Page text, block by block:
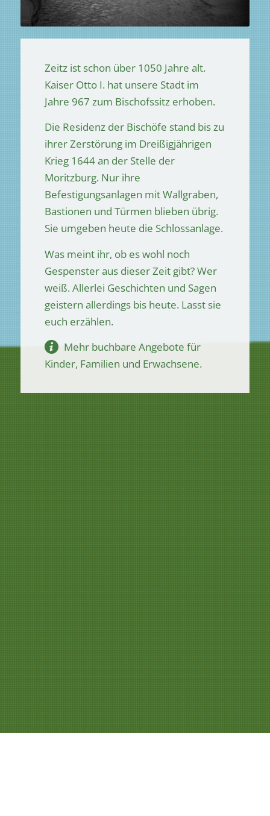
Zeitz ist schon über 1050 Jahre alt.
Kaiser Otto I. hat unsere Stadt im
Jahre 967 zum Bischofssitz erhoben.
Die Residenz der Bischöfe stand bis zu
ihrer Zerstörung im Dreißigjährigen
Krieg 1644 an der Stelle der
Moritzburg. Nur ihre
Befestigungsanlagen mit Wallgraben,
Bastionen und Türmen blieben übrig.
Sie umgeben heute die Schlossanlage.
Was meint ihr, ob es wohl noch
Gespenster aus dieser Zeit gibt? Wer
weiß. Allerlei Geschichten und Sagen
geistern allerdings bis heute. Lasst sie
euch erzählen.
Mehr buchbare Angebote für
Kinder, Familien und Erwachsene.